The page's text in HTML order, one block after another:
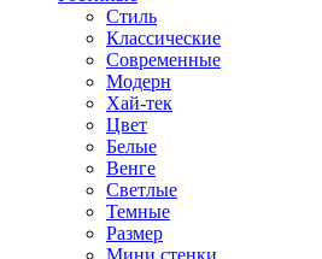
Стиль
Классические
Современные
Модерн
Хай-тек
Цвет
Белые
Венге
Светлые
Темные
Размер
Мини стенки